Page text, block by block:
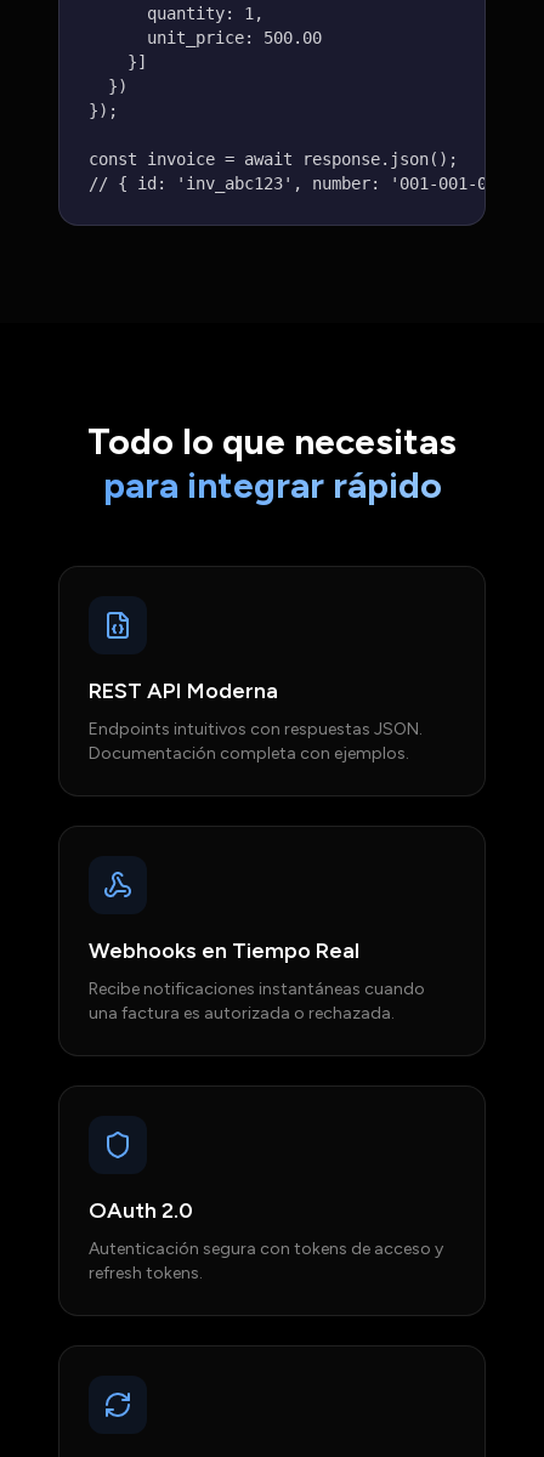
      quantity: 1,
      unit_price: 500.00
    }]
  })
});
const invoice = await response.json();
// { id: 'inv_abc123', number: '001-001-
Todo lo que necesitas
para integrar rápido
REST API Moderna
Endpoints intuitivos con respuestas JSON.
Documentación completa con ejemplos.
Webhooks en Tiempo Real
Recibe notificaciones instantáneas cuando
una factura es autorizada o rechazada.
OAuth 2.0
Autenticación segura con tokens de acceso y
refresh tokens.